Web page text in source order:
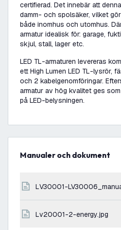
certifierad. Det innebär att
damm- och spolsäker, vilket
både inomhus och utomhus.
armatur idealisk för: garage,
skjul, stall, lager etc.
LED TL-armaturen levereras
ett High Lumen LED TL-lysrör,
och 2 kabelgenomföringar.
armatur av hög kvalitet ges
på LED-belysningen.
Manualer och dokument
LV30001-
lv20001-2-energy.jpg